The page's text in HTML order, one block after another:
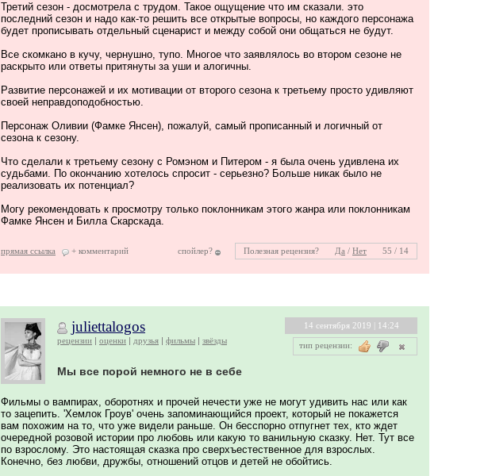
Третий сезон - досмотрела с трудом. Такое ощущение что им сказали. это
последний сезон и надо как-то решить все открытые вопросы, но каждого персонажа
будет прописывать отдельный сценарист и между собой они общаться не будут.
Все скомкано в кучу, чернушно, тупо. Многое что заявлялось во втором сезоне не
раскрыто или ответы притянуты за уши и алогичны.
Развитие персонажей и их мотивации от второго сезона к третьему просто удивляют
своей неправдоподобностью.
Персонаж Оливии (Фамке Янсен), пожалуй, самый прописанный и логичный от
сезона к сезону.
Что сделали к третьему сезону с Ромэном и Питером - я была очень удивлена их
судьбами. По окончанию хотелось спросит - серьезно? Больше никак было не
реализовать их потенциал?
Могу рекомендовать к просмотру только поклонникам этого жанра или поклонникам
Фамке Янсен и Билла Скарскада.
прямая ссылка + комментарий Полезная рецензия?
спойлер? Да / Нет 55 / 14
juliettalogos
рецензии оценки друзья фильмы звёзды
Мы все порой немного не в себе
Фильмы о вампирах, оборотнях и прочей нечести уже не могут удивить нас или как
то зацепить. 'Хемлок Гроув' очень запоминающийся проект, который не покажется
вам похожим на то, что уже видели раньше. Он бесспорно отпугнет тех, кто ждет
очередной розовой истории про любовь или какую то ванильную сказку. Нет. Тут все
по взрослому. Это настоящая сказка про сверхъестественное для взрослых.
Конечно, без любви, дружбы, отношений отцов и детей не обойтись.
14 сентября 2019 | 14:24
тип рецензии: